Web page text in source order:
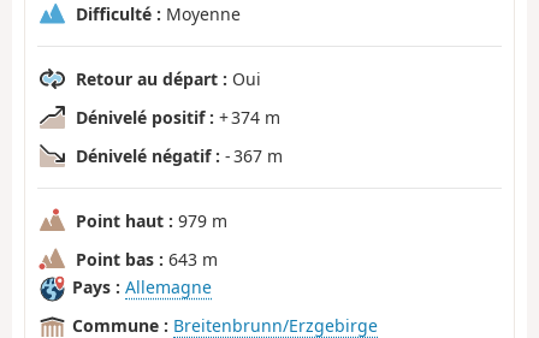
Difficulté : Moyenne
Retour au départ : Oui
Dénivelé positif : + 374 m
Dénivelé négatif : - 367 m
Point haut : 979 m
Point bas : 643 m
Pays : Allemagne
Commune : Breitenbrunn/Erzgebirge